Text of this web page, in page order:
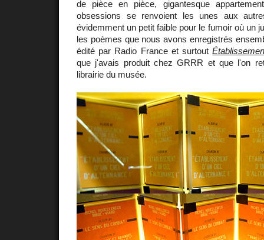
de pièce en pièce, gigantesque
obsessions se renvoient les unes aux
évidemment un petit faible pour le fumoir où un
les poèmes que nous avons enregistrés
édité par Radio France et surtout
que j'avais produit chez GRRR et que l'on
librairie du musée.